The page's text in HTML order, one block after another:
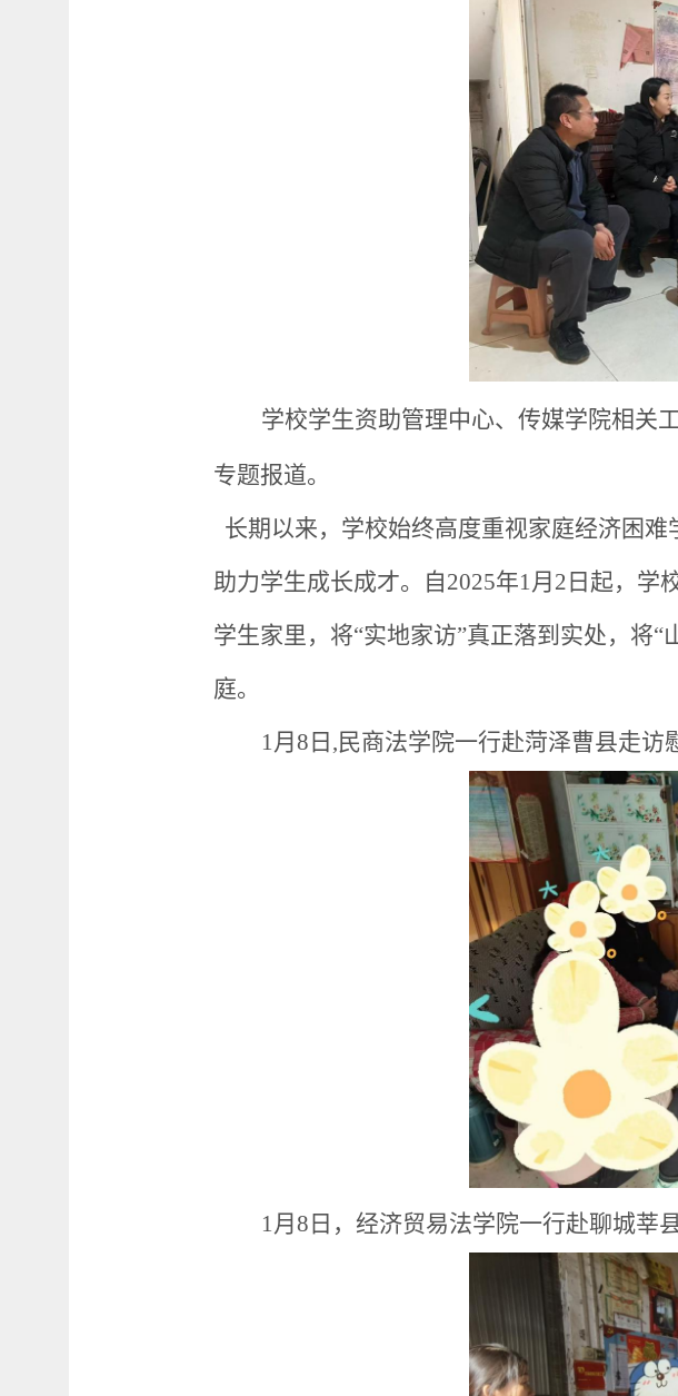
学校学生资助管理中心、传媒学院相关
专题报道。
长期以来，学校始终高度重视家庭经济困
助力学生成长成才。自2025年1月2日起，学
学生家里，将“实地家访”真正落到实处，将
庭。
1月8日,民商法学院一行赴菏泽曹县走访
1月8日，经济贸易法学院一行赴聊城莘